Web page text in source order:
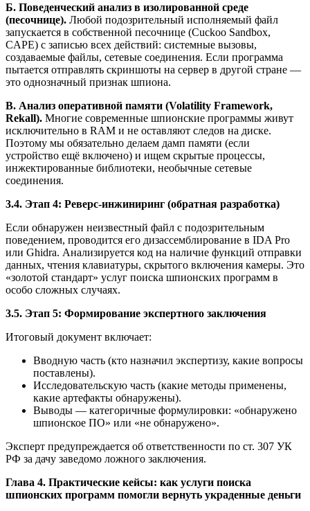
Б. Поведенческий анализ в изолированной среде
(песочнице). Любой подозрительный исполняемый файл
запускается в собственной песочнице (Cuckoo Sandbox,
CAPE) с записью всех действий: системные вызовы,
создаваемые файлы, сетевые соединения. Если программа
пытается отправлять скриншоты на сервер в другой стране —
это однозначный признак шпиона.
В. Анализ оперативной памяти (Volatility Framework,
Rekall). Многие современные шпионские программы живут
исключительно в RAM и не оставляют следов на диске.
Поэтому мы обязательно делаем дамп памяти (если
устройство ещё включено) и ищем скрытые процессы,
инжектированные библиотеки, необычные сетевые
соединения.
3.4. Этап 4: Реверс-инжиниринг (обратная разработка)
Если обнаружен неизвестный файл с подозрительным
поведением, проводится его дизассемблирование в IDA Pro
или Ghidra. Анализируется код на наличие функций отправки
данных, чтения клавиатуры, скрытого включения камеры. Это
«золотой стандарт» услуг поиска шпионских программ в
особо сложных случаях.
3.5. Этап 5: Формирование экспертного заключения
Итоговый документ включает:
Вводную часть (кто назначил экспертизу, какие вопросы
поставлены).
Исследовательскую часть (какие методы применены,
какие артефакты обнаружены).
Выводы — категоричные формулировки: «обнаружено
шпионское ПО» или «не обнаружено».
Эксперт предупреждается об ответственности по ст. 307 УК
РФ за дачу заведомо ложного заключения.
Глава 4. Практические кейсы: как услуги поиска
шпионских программ помогли вернуть украденные деньги